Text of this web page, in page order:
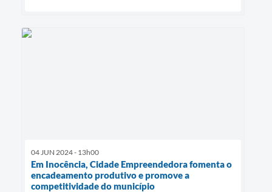
04 JUN 2024 - 13h00
Em Inocência, Cidade Empreendedora fomenta o
encadeamento produtivo e promove a
competitividade do município